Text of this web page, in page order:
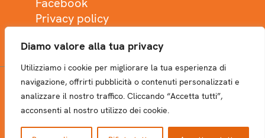
Diamo valore alla tua privacy
Utilizziamo i cookie per migliorare la tua esperienza di
navigazione, offrirti pubblicità o contenuti personalizzati e
analizzare il nostro traffico. Cliccando “Accetta tutti”,
acconsenti al nostro utilizzo dei cookie.
Facebook
Privacy policy
NEWSLETTER